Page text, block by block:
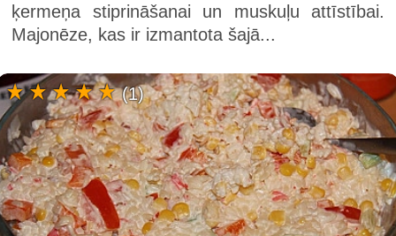
ķermeņa stiprināšanai un muskuļu attīstībai.
Majonēze, kas ir izmantota šajā...
(1)